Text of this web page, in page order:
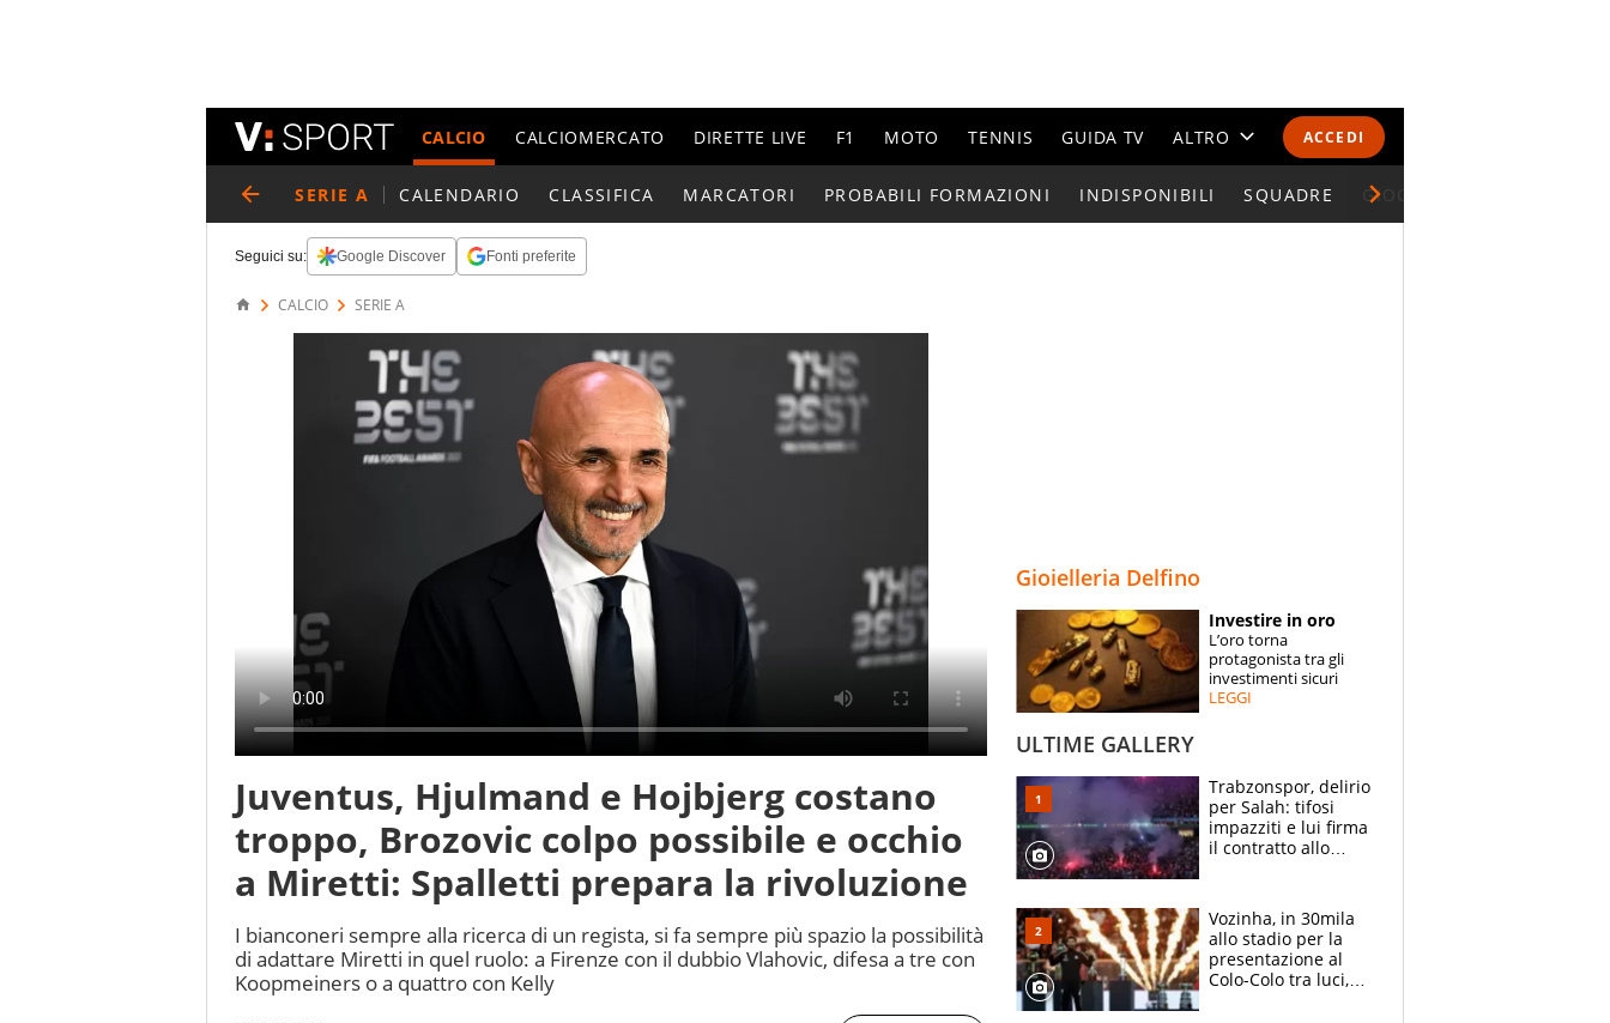
ACCEDI
CALCIO CALCIOMERCATO DIRETTE LIVE F1 MOTO TENNIS GUIDA TV ALTRO
CALENDARI E CLASSIFICHE
ESPERTI
CONTATTI
SERIE A CALENDARIO CLASSIFICA MARCATORI PROBABILI FORMAZIONI INDISPONIBILI SQUADRE GIOCATORI SERIE A
Seguici su: Google Discover Fonti preferite
CALCIO SERIE A
Juventus, Hjulmand e Hojbjerg costano
troppo, Brozovic colpo possibile e occhio
a Miretti: Spalletti prepara la rivoluzione
I bianconeri sempre alla ricerca di un regista, si fa sempre più spazio la possibilità
di adattare Miretti in quel ruolo: a Firenze con il dubbio Vlahovic, difesa a tre con
Koopmeiners o a quattro con Kelly
Gioielleria Delfino
Investire in oro
L’oro torna
protagonista tra gli
investimenti sicuri
LEGGI
ULTIME GALLERY
Trabzonspor, delirio
per Salah: tifosi
impazziti e lui firma
il contratto allo
Vozinha, in 30mila
allo stadio per la
presentazione al
Colo-Colo tra luci,